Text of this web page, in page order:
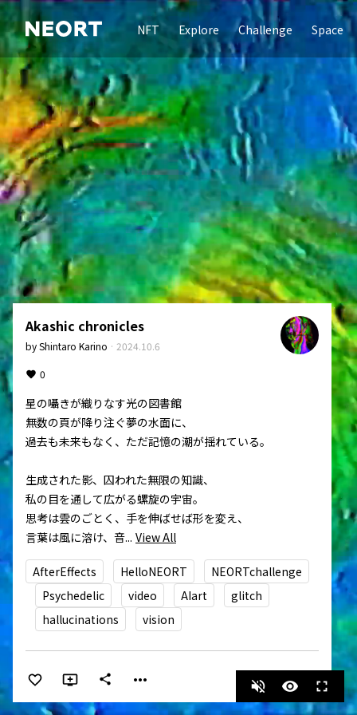
NFT Explore Challenge Space
Akashic chronicles
byShintaro Karino · 2024.10.6
0
星の囁きが織りなす光の図書館
無数の頁が降り注ぐ夢の水面に、
過去も未来もなく、ただ記憶の潮が揺れている。
生成された影、囚われた無限の知識、
私の目を通して広がる螺旋の宇宙。
思考は雲のごとく、手を伸ばせば形を変え、
言葉は風に溶け、音... View All
AfterEffects HelloNEORT
NEORTchallenge
Psychedelic
video AIart
glitch
hallucinations
vision
share more_horiz volume_off visibility fullscreen